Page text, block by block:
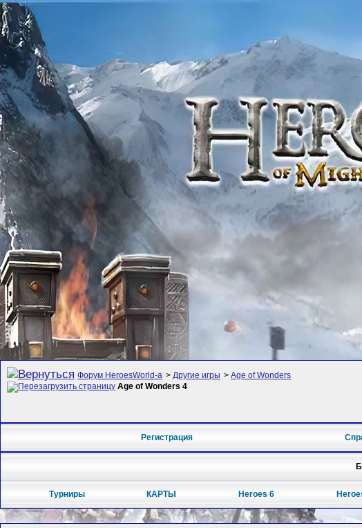
Форум HeroesWorld-а > Другие игры > Age of Wonders
Age of Wonders 4
Регистрация
Турниры КАРТЫ Heroes 6